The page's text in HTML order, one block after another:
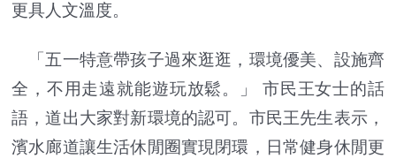
更具人文溫度。
「五一特意帶孩子過來逛逛，環境優美、設施齊
全，不用走遠就能遊玩放鬆。」 市民王女士的話
語，道出大家對新環境的認可。市民王先生表示，
濱水廊道讓生活休閒圈實現閉環，日常健身休閒更